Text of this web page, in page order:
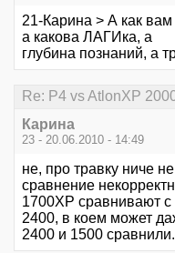
21-Карина > А как
а какова ЛАГИка, а
глубина познаний, а
Re: P4 vs AtlonXP
Карина
23 - 20.06.2010 - 14:49
не, про травку ниче
сравнение
1700ХР сравнивают с
2400, в коем может
2400 и 1500